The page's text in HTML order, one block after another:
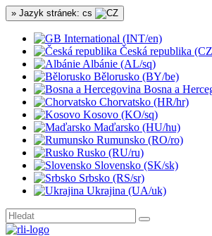
» Jazyk stránek: cs
International (INT/en)
Česká republika
Albánie (AL/sq)
Bělorusko (BY/be)
Bosna a
Chorvatsko (HR/hr)
Kosovo (KO/sq)
Maďarsko (HU/hu)
Rumunsko (RO/ro)
Rusko (RU/ru)
Slovensko (SK/sk)
Srbsko (RS/sr)
Ukrajina (UA/uk)